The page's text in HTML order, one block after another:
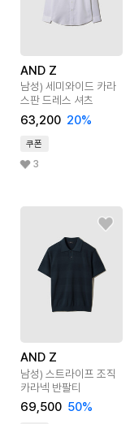
AND Z
남성) 세미와이드 카라
스판 드레스 셔츠
63,200 20%
쿠폰
3
AND Z
남성) 스트라이프 조직
카라넥 반팔티
69,500 50%